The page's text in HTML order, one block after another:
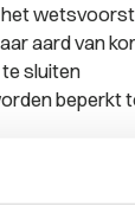
aard van
sluiten
beperkt